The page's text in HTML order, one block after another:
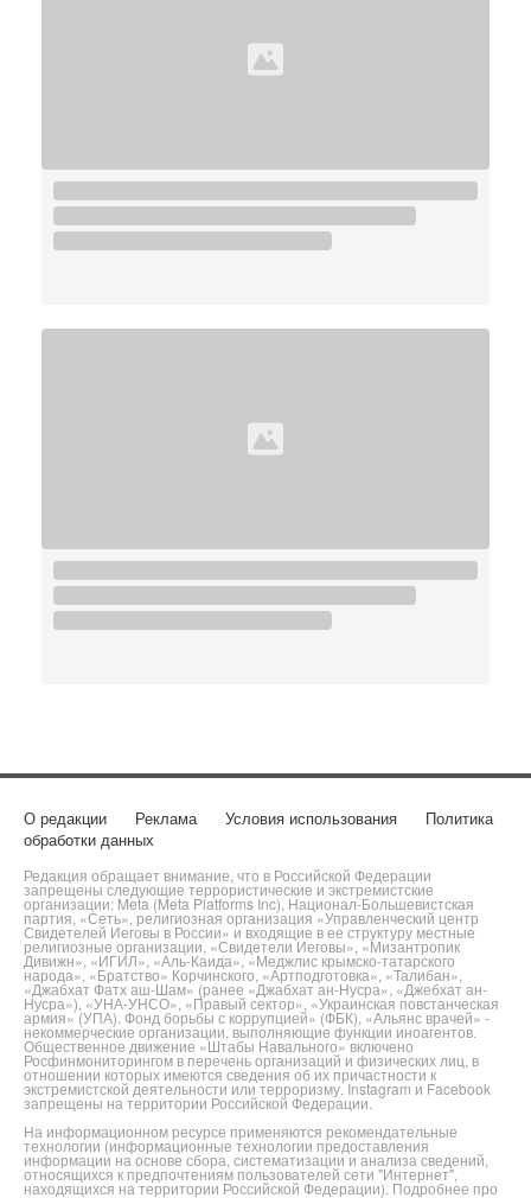
О редакции Реклама Условия использования
Политика
обработки данных
Редакция обращает внимание, что в Российской Федерации
запрещены следующие террористические и экстремистские
организации: Meta (Meta Platforms Inc), Национал-Большевистская
партия, «Сеть», религиозная организация «Управленческий центр
Свидетелей Иеговы в России» и входящие в ее структуру местные
религиозные организации, «Свидетели Иеговы», «Мизантропик
Дивижн», «ИГИЛ», «Аль-Каида», «Меджлис крымско-татарского
народа», «Братство» Корчинского, «Артподготовка», «Талибан»,
«Джабхат Фатх аш-Шам» (ранее «Джабхат ан-Нусра», «Джебхат ан-
Нусра»), «УНА-УНСО», «Правый сектор», «Украинская повстанческая
армия» (УПА). Фонд борьбы с коррупцией» (ФБК), «Альянс врачей» -
некоммерческие организации, выполняющие функции иноагентов.
Общественное движение «Штабы Навального» включено
Росфинмониторингом в перечень организаций и физических лиц, в
отношении которых имеются сведения об их причастности к
экстремистской деятельности или терроризму. Instagram и Facebook
запрещены на территории Российской Федерации.
На информационном ресурсе применяются рекомендательные
технологии (информационные технологии предоставления
информации на основе сбора, систематизации и анализа сведений,
относящихся к предпочтениям пользователей сети "Интернет",
находящихся на территории Российской Федерации). Подробнее про